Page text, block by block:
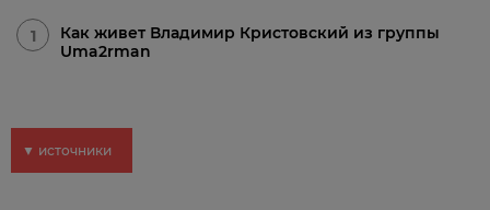
1
Как живет Владимир Кристовский из группы
Uma2rman
▼ источники